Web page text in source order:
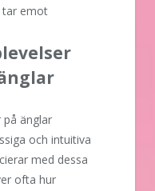
tar emot
änglar
och intuitiva
med dessa
ofta hur